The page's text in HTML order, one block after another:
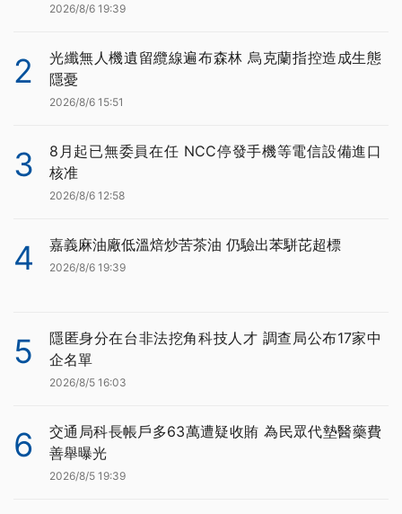
2026/8/6 19:39
2
光纖無人機遺留纜線遍布森林 烏克蘭指控造成生態
隱憂
2026/8/6 15:51
3
8月起已無委員在任 NCC停發手機等電信設備進口
核准
2026/8/6 12:58
4 嘉義麻油廠低溫焙炒苦茶油 仍驗出苯駢芘超標
2026/8/6 19:39
5
隱匿身分在台非法挖角科技人才 調查局公布17家中
企名單
2026/8/5 16:03
6
交通局科長帳戶多63萬遭疑收賄 為民眾代墊醫藥費
善舉曝光
2026/8/5 19:39